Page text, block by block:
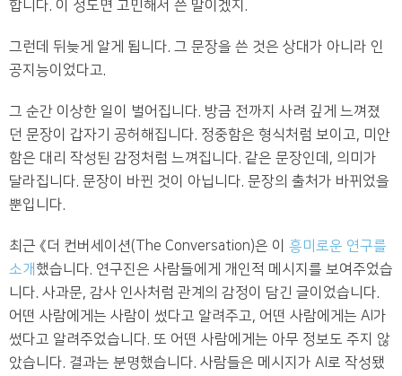
합니다. 이 정도면 고민해서 쓴 말이겠지.
그런데 뒤늦게 알게 됩니다. 그 문장을 쓴 것은 상대가 아니라 인
공지능이었다고.
그 순간 이상한 일이 벌어집니다. 방금 전까지 사려 깊게 느껴졌
던 문장이 갑자기 공허해집니다. 정중함은 형식처럼 보이고, 미안
함은 대리 작성된 감정처럼 느껴집니다. 같은 문장인데, 의미가
달라집니다. 문장이 바뀐 것이 아닙니다. 문장의 출처가 바뀌었을
뿐입니다.
최근 《더 컨버세이션(The Conversation)은 이 흥미로운 연구를
소개 했습니다. 연구진은 사람들에게 개인적 메시지를 보여주었습
니다. 사과문, 감사 인사처럼 관계의 감정이 담긴 글이었습니다.
어떤 사람에게는 사람이 썼다고 알려주고, 어떤 사람에게는 AI가
썼다고 알려주었습니다. 또 어떤 사람에게는 아무 정보도 주지 않
았습니다. 결과는 분명했습니다. 사람들은 메시지가 AI로 작성됐